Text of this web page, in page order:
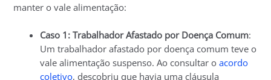
manter o vale alimentação:
Caso 1: Trabalhador Afastado por Doença Comum:
Um trabalhador afastado por doença comum teve o
vale alimentação suspenso. Ao consultar oacordo
coletivo, descobriu que havia uma cláusula